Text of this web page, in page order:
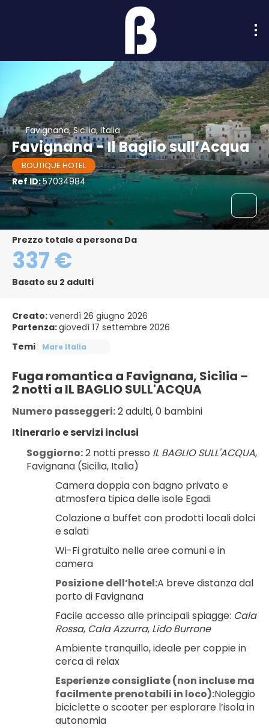
Favignana, Sicilia, Italia
Favignana - Il Baglio sull’Acqua
BOUTIQUE HOTEL
Ref ID:57034984
Prezzo totale a persona Da
337 €
Basato su 2 adulti
Creato:venerdì 26 giugno 2026
Partenza:giovedì 17 settembre 2026
Temi
Mare Italia
Fuga romantica a Favignana, Sicilia –
2 notti a IL BAGLIO SULL'ACQUA
Numero passeggeri: 2 adulti, 0 bambini
Itinerario e servizi inclusi
Soggiorno: 2 notti presso IL BAGLIO SULL'ACQUA,
Favignana (Sicilia, Italia)
Camera doppia con bagno privato e
atmosfera tipica delle isole Egadi
Colazione a buffet con prodotti locali dolci
e salati
Wi-Fi gratuito nelle aree comuni e in
camera
Posizione dell’hotel:A breve distanza dal
porto di Favignana
Facile accesso alle principali spiagge: Cala
Rossa, Cala Azzurra, Lido Burrone
Ambiente tranquillo, ideale per coppie in
cerca di relax
Esperienze consigliate (non incluse ma
facilmente prenotabili in loco):Noleggio
biciclette o scooter per esplorare l’isola in
autonomia